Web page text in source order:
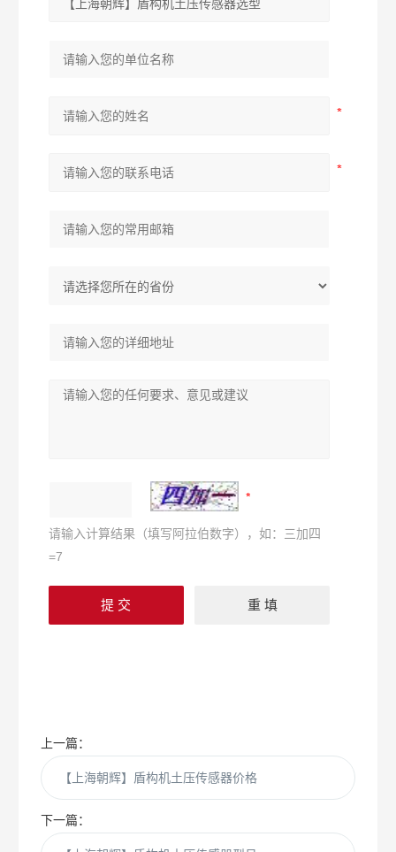
请输入计算结果（填写阿拉伯数字），如：三加四
=7
上一篇：
【上海朝辉】盾构机土压传感器价格
下一篇：